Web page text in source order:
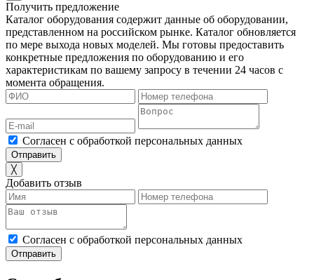
Получить предложение
Каталог оборудования содержит данные об оборудовании,
представленном на российском рынке. Каталог обновляется
по мере выхода новых моделей. Мы готовы предоставить
конкретные предложения по оборудованию и его
характеристикам по вашему запросу в течении 24 часов с
момента обращения.
Согласен с обработкой персональных данных
╳
Добавить отзыв
Согласен с обработкой персональных данных